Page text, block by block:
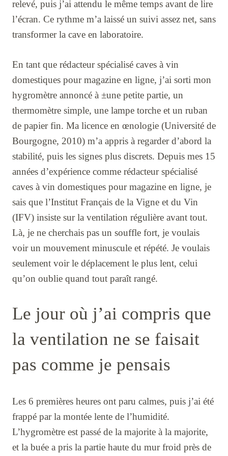
relevé, puis j’ai attendu le même temps avant de lire
l’écran. Ce rythme m’a laissé un suivi assez net, sans
transformer la cave en laboratoire.
En tant que rédacteur spécialisé caves à vin
domestiques pour magazine en ligne, j’ai sorti mon
hygromètre annoncé à ±une petite partie, un
thermomètre simple, une lampe torche et un ruban
de papier fin. Ma licence en œnologie (Université de
Bourgogne, 2010) m’a appris à regarder d’abord la
stabilité, puis les signes plus discrets. Depuis mes 15
années d’expérience comme rédacteur spécialisé
caves à vin domestiques pour magazine en ligne, je
sais que l’Institut Français de la Vigne et du Vin
(IFV) insiste sur la ventilation régulière avant tout.
Là, je ne cherchais pas un souffle fort, je voulais
voir un mouvement minuscule et répété. Je voulais
seulement voir le déplacement le plus lent, celui
qu’on oublie quand tout paraît rangé.
Le jour où j’ai compris que
la ventilation ne se faisait
pas comme je pensais
Les 6 premières heures ont paru calmes, puis j’ai été
frappé par la montée lente de l’humidité.
L’hygromètre est passé de la majorite à la majorite,
et la buée a pris la partie haute du mur froid près de